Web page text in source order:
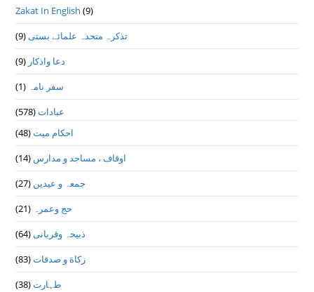
Zakat In English (9)
تذكرہ متحدہ علمائے بستى(9)
دعا واذكار (9)
سفر نامہ (1)
عبادات(578)
احکام میت(48)
اوقاف ، مساجد و مدارس (14)
جمعہ و عیدین (27)
حج وعمرہ (21)
ذبیحہ وقربانی(64)
زکاة و صدقات(83)
طہارت(38)